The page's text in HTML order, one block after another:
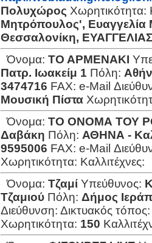
Πολυχώρος Χωρητικότητα:
Μητρόπουλος',
Θεσσαλονίκη,
Όνομα: ΤΟ ΑΡΜΕΝΑΚΙ
Πατρ. Ιωακείμ 1 Πόλη:
3474716 FAX: e-Mail
Μουσική Πίστα
Όνομα: ΤΟ ΟΝΟΜΑ ΤΟΥ
Δαβάκη Πόλη: ΑΘΗΝΑ -
9595006 FAX: e-Mail
Χωρητικότητα: Καλλιτέχνες:
Όνομα: Τζαμί Υπεύθυνος:
Τζαμιού Πόλη: Δήμος
Διεύθυνση: Δικτυακός
Χωρητικότητα: 150